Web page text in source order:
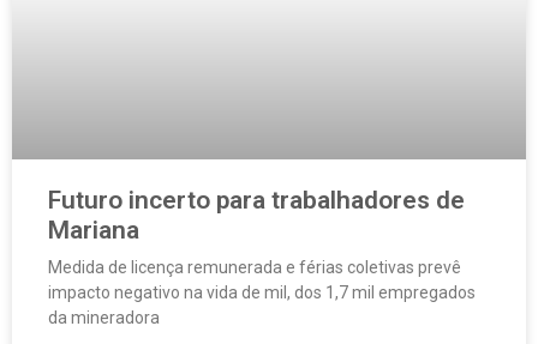
Futuro incerto para trabalhadores de
Mariana
Medida de licença remunerada e férias coletivas prevê
impacto negativo na vida de mil, dos 1,7 mil empregados
da mineradora